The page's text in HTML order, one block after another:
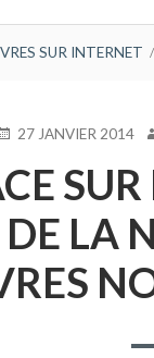
SUR INTERNET
27 JANVIER 2014
DE LA